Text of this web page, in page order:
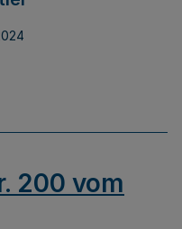
200 vom